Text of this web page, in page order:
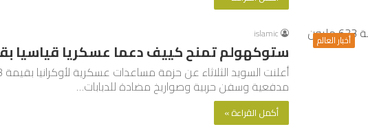
أخبار العالم islamic
ستوكهولم تمنح كييف دعما عسكريا قياسيا بقيمة 633
مدفعية وسفن حربية وصواريخ مضادة للدبابات…
أكمل القراءة »